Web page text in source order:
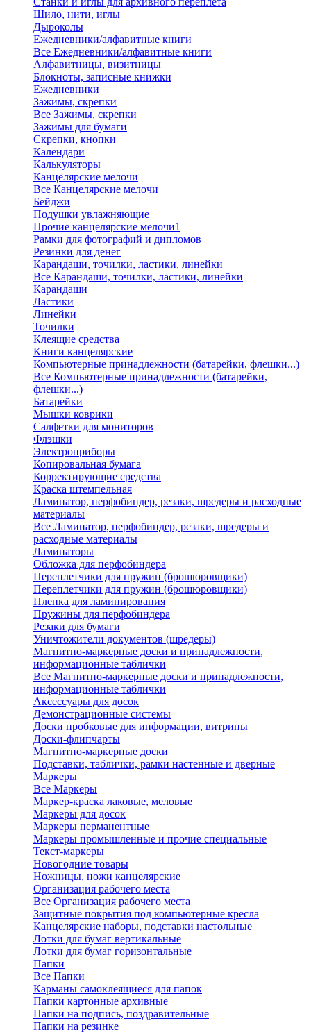
Шило, нити, иглы
Дыроколы
Ежедневники/алфавитные книги
Все Ежедневники/алфавитные книги
Алфавитницы, визитницы
Блокноты, записные книжки
Ежедневники
Зажимы, скрепки
Все Зажимы, скрепки
Зажимы для бумаги
Скрепки, кнопки
Календари
Калькуляторы
Канцелярские мелочи
Все Канцелярские мелочи
Бейджи
Подушки увлажняющие
Прочие канцелярские мелочи1
Рамки для фотографий и дипломов
Резинки для денег
Карандаши, точилки, ластики, линейки
Все Карандаши, точилки, ластики, линейки
Карандаши
Ластики
Линейки
Точилки
Клеящие средства
Книги канцелярские
Компьютерные принадлежности (батарейки, флешки...)
Все Компьютерные принадлежности (батарейки,
флешки...)
Батарейки
Мышки коврики
Салфетки для мониторов
Флэшки
Электроприборы
Копировальная бумага
Корректирующие средства
Краска штемпельная
Ламинатор, перфобиндер, резаки, шредеры и расходные
материалы
Все Ламинатор, перфобиндер, резаки, шредеры и
расходные материалы
Ламинаторы
Обложка для перфобиндера
Переплетчики для пружин (брошюровщики)
Переплетчики для пружин (брошюровщики)
Пленка для ламинирования
Пружины для перфобиндера
Резаки для бумаги
Уничтожители документов (шредеры)
Магнитно-маркерные доски и принадлежности,
информационные таблички
Все Магнитно-маркерные доски и принадлежности,
информационные таблички
Аксессуары для досок
Демонстрационные системы
Доски пробковые для информации, витрины
Доски-флипчарты
Магнитно-маркерные доски
Подставки, таблички, рамки настенные и дверные
Маркеры
Все Маркеры
Маркер-краска лаковые, меловые
Маркеры для досок
Маркеры перманентные
Маркеры промышленные и прочие специальные
Текст-маркеры
Новогодние товары
Ножницы, ножи канцелярские
Организация рабочего места
Все Организация рабочего места
Защитные покрытия под компьютерные кресла
Канцелярские наборы, подставки настольные
Лотки для бумаг вертикальные
Лотки для бумаг горизонтальные
Папки
Все Папки
Карманы самоклеящиеся для папок
Папки картонные архивные
Папки на подпись, поздравительные
Папки на резинке